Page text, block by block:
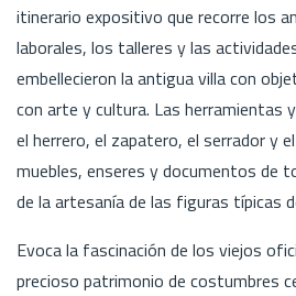
itinerario expositivo que recorre los
laborales, los talleres y las
embellecieron la antigua villa con
con arte y cultura. Las herramientas
el herrero, el zapatero, el serrador y
muebles, enseres y documentos de
de la artesanía de las figuras típicas
Evoca la fascinación de los viejos
precioso patrimonio de costumbres